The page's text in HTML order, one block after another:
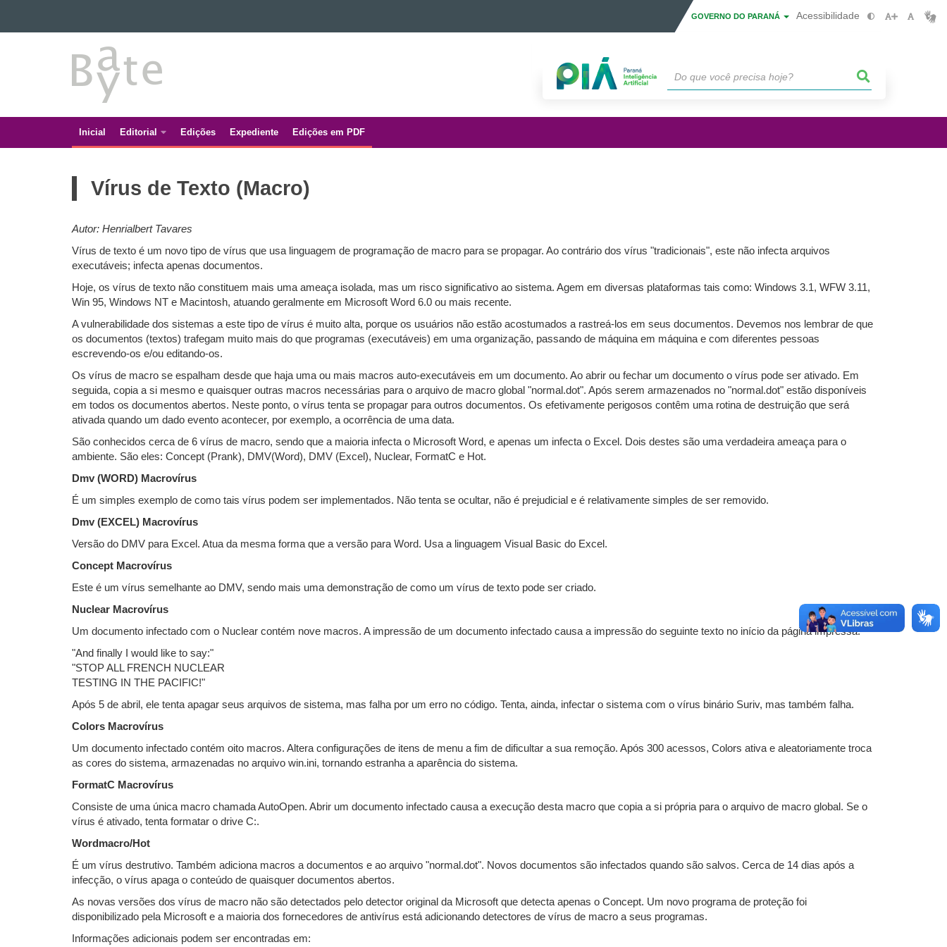
Ir para a navegação
Ir para a busca
GOVERNO DO PARANÁ Acessibilidade
BATE
BYTE
Navegação
Inicial Editorial Edições Expediente Edições em PDF
Vírus de Texto (Macro)
Autor: Henrialbert Tavares
Vírus de texto é um novo tipo de vírus que usa linguagem de programação de macro para se propagar. Ao contrário dos vírus "tradicionais", este não infecta arquivos
executáveis; infecta apenas documentos.
Hoje, os vírus de texto não constituem mais uma ameaça isolada, mas um risco significativo ao sistema. Agem em diversas plataformas tais como: Windows 3.1, WFW 3.11,
Win 95, Windows NT e Macintosh, atuando geralmente em Microsoft Word 6.0 ou mais recente.
A vulnerabilidade dos sistemas a este tipo de vírus é muito alta, porque os usuários não estão acostumados a rastreá-los em seus documentos. Devemos nos lembrar de que
os documentos (textos) trafegam muito mais do que programas (executáveis) em uma organização, passando de máquina em máquina e com diferentes pessoas
escrevendo-os e/ou editando-os.
Os vírus de macro se espalham desde que haja uma ou mais macros auto-executáveis em um documento. Ao abrir ou fechar um documento o vírus pode ser ativado. Em
seguida, copia a si mesmo e quaisquer outras macros necessárias para o arquivo de macro global "normal.dot". Após serem armazenados no "normal.dot" estão disponíveis
em todos os documentos abertos. Neste ponto, o vírus tenta se propagar para outros documentos. Os efetivamente perigosos contêm uma rotina de destruição que será
ativada quando um dado evento acontecer, por exemplo, a ocorrência de uma data.
São conhecidos cerca de 6 vírus de macro, sendo que a maioria infecta o Microsoft Word, e apenas um infecta o Excel. Dois destes são uma verdadeira ameaça para o
ambiente. São eles: Concept (Prank), DMV(Word), DMV (Excel), Nuclear, FormatC e Hot.
Dmv (WORD) Macrovírus
É um simples exemplo de como tais vírus podem ser implementados. Não tenta se ocultar, não é prejudicial e é relativamente simples de ser removido.
Dmv (EXCEL) Macrovírus
Versão do DMV para Excel. Atua da mesma forma que a versão para Word. Usa a linguagem Visual Basic do Excel.
Concept Macrovírus
Este é um vírus semelhante ao DMV, sendo mais uma demonstração de como um vírus de texto pode ser criado.
Nuclear Macrovírus
Um documento infectado com o Nuclear contém nove macros. A impressão de um documento infectado causa a impressão do seguinte texto no início da página impressa:
"And finally I would like to say:"
"STOP ALL FRENCH NUCLEAR
TESTING IN THE PACIFIC!"
Após 5 de abril, ele tenta apagar seus arquivos de sistema, mas falha por um erro no código. Tenta, ainda, infectar o sistema com o vírus binário Suriv, mas também falha.
Colors Macrovírus
Um documento infectado contém oito macros. Altera configurações de itens de menu a fim de dificultar a sua remoção. Após 300 acessos, Colors ativa e aleatoriamente troca
as cores do sistema, armazenadas no arquivo win.ini, tornando estranha a aparência do sistema.
FormatC Macrovírus
Consiste de uma única macro chamada AutoOpen. Abrir um documento infectado causa a execução desta macro que copia a si própria para o arquivo de macro global. Se o
vírus é ativado, tenta formatar o drive C:.
Wordmacro/Hot
É um vírus destrutivo. Também adiciona macros a documentos e ao arquivo "normal.dot". Novos documentos são infectados quando são salvos. Cerca de 14 dias após a
infecção, o vírus apaga o conteúdo de quaisquer documentos abertos.
As novas versões dos vírus de macro não são detectados pelo detector original da Microsoft que detecta apenas o Concept. Um novo programa de proteção foi
disponibilizado pela Microsoft e a maioria dos fornecedores de antivírus está adicionando detectores de vírus de macro a seus programas.
Informações adicionais podem ser encontradas em: